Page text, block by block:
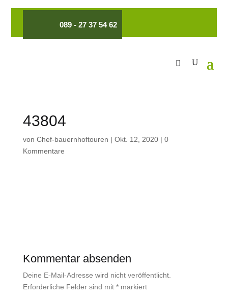
089 - 27 37 54 62
43804
von Chef-bauernhoftouren | Okt. 12, 2020| 0
Kommentare
Kommentar absenden
Deine E-Mail-Adresse wird nicht veröffentlicht.
Erforderliche Felder sind mit *markiert